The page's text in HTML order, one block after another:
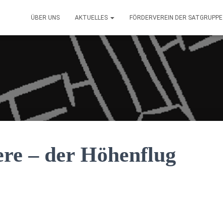
ÜBER UNS AKTUELLES FÖRDERVEREIN DER SATGRUPPE
– der Höhenflug